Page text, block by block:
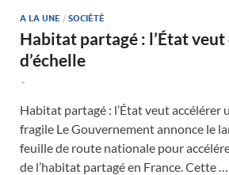
A LA UNE / SOCIÉTÉ
Habitat partagé : l’État
d’échelle
-
Habitat partagé : l’État veut accélérer
fragile Le Gouvernement annonce le
feuille de route nationale pour
de l’habitat partagé en France. Cette …